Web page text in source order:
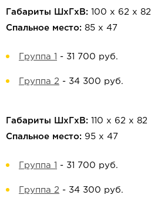
Габариты ШхГхВ: 100 х 62 х 82
Спальное место: 85 х 47
Группа 1 - 31 700 руб.
Группа 2 - 34 300 руб.
Габариты ШхГхВ: 110 х 62 х 82
Спальное место: 95 х 47
Группа 1 - 31 700 руб.
Группа 2 - 34 300 руб.